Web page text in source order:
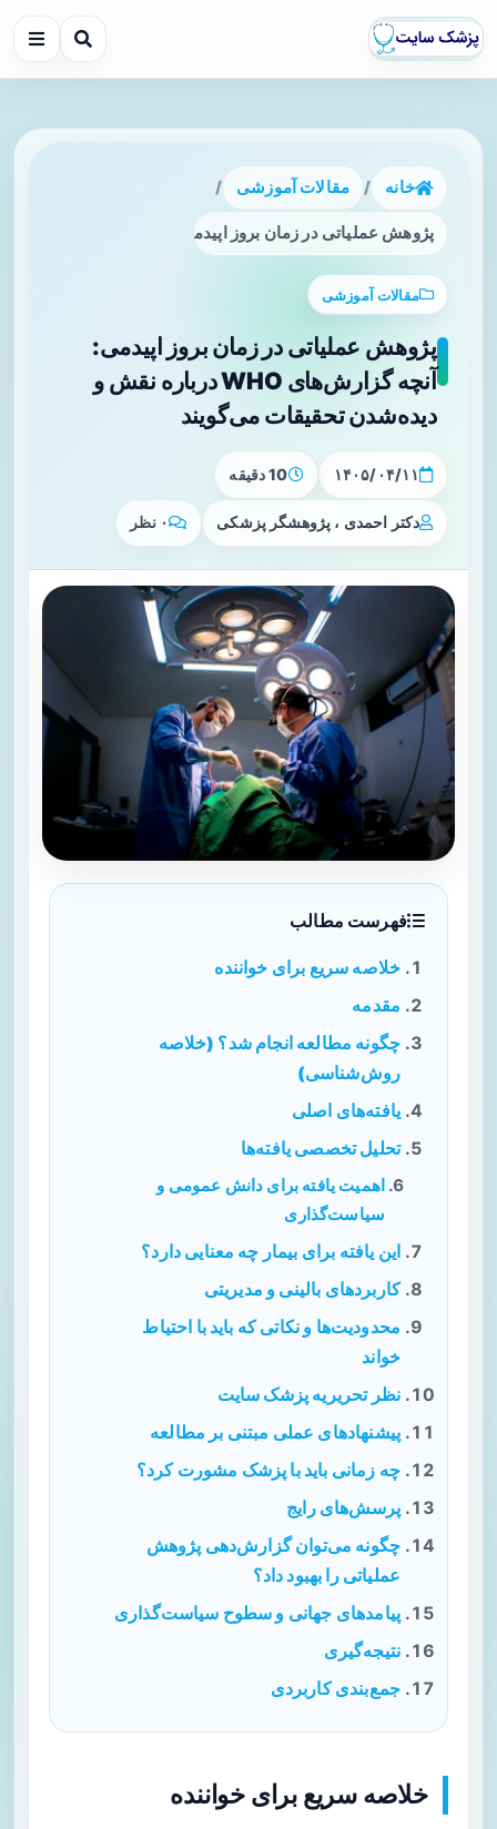
خانه / مقالات آموزشی /
پژوهش عملیاتی در زمان بروز اپیدمی: آنچه گزارش‌های WHO درباره نقش و دیده‌شدن تحقیقات می‌گویند
مقالات آموزشی
پژوهش عملیاتی در زمان بروز اپیدمی:
آنچه گزارش‌های WHO درباره نقش و
دیده‌شدن تحقیقات می‌گویند
۱۴۰۵/۰۴/۱۱ 10 دقیقه
دکتر احمدی ، پژوهشگر پزشکی ۰ نظر
فهرست مطالب
خلاصه سریع برای خواننده
مقدمه
چگونه مطالعه انجام شد؟ (خلاصه
روش‌شناسی)
یافته‌های اصلی
تحلیل تخصصی یافته‌ها
اهمیت یافته برای دانش عمومی و
سیاست‌گذاری
این یافته برای بیمار چه معنایی دارد؟
کاربردهای بالینی و مدیریتی
محدودیت‌ها و نکاتی که باید با احتیاط
خواند
نظر تحریریه پزشک سایت
پیشنهادهای عملی مبتنی بر مطالعه
چه زمانی باید با پزشک مشورت کرد؟
پرسش‌های رایج
چگونه می‌توان گزارش‌دهی پژوهش
عملیاتی را بهبود داد؟
پیامدهای جهانی و سطوح سیاست‌گذاری
نتیجه‌گیری
جمع‌بندی کاربردی
خلاصه سریع برای خواننده